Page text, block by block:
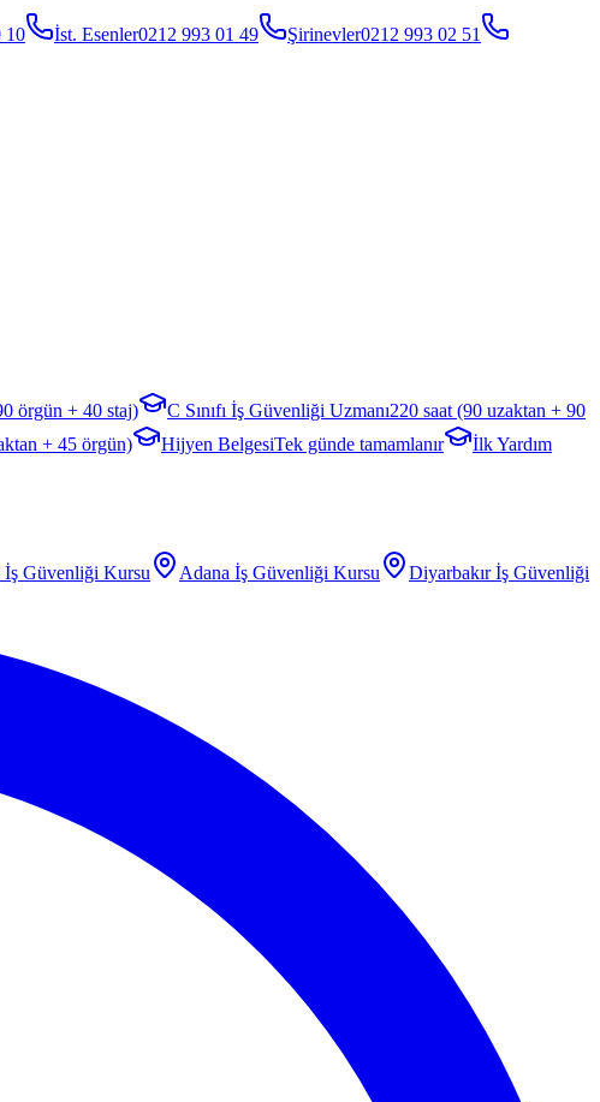
10 İst. Esenler0212 993 01 49 Şirinevler0212 993 02 51
örgün + 40 staj) C Sınıfı İş Güvenliği Uzmanı220 saat (90 uzaktan + 90
+ 45 örgün) Hijyen BelgesiTek günde tamamlanır
İlk Yardım
İş Güvenliği Kursu Adana İş Güvenliği Kursu Diyarbakırİş Güvenliği